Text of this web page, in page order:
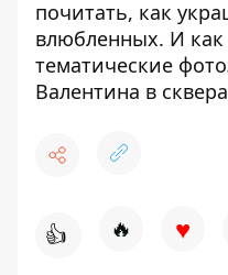
почитать, как
влюбленных. И как
тематические
Валентина в
👍 🔥 ♥